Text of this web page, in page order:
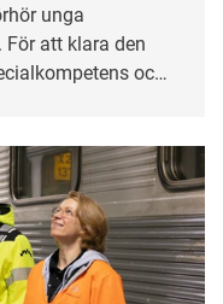
att klara den
och